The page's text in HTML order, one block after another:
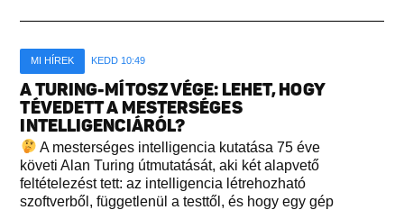
MI HÍREK KEDD 10:49
A TURING-MÍTOSZ VÉGE: LEHET, HOGY
TÉVEDETT A MESTERSÉGES
INTELLIGENCIÁRÓL?
A mesterséges intelligencia kutatása 75 éve
követi Alan Turing útmutatását, aki két alapvető
feltételezést tett: az intelligencia létrehozható
szoftverből, függetlenül a testtől, és hogy egy gép